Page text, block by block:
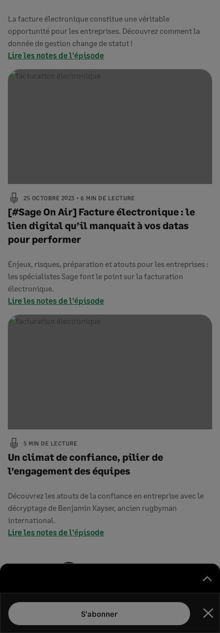
La facture électronique constitue une véritable
opportunité pour les entreprises. Découvrez comment la
donnée de gestion change de statut !
Lire les notes de l'épisode
25 OCTOBRE 2023 6 MIN DE LECTURE
[#Sage On Air] Facture électronique : le
lien digital qu’il manquait à vos datas
pour performer
Enjeux, risques, préparation et atouts pour les entreprises :
les spécialistes Sage font le point sur la facturation
électronique.
Lire les notes de l'épisode
5 MIN DE LECTURE
Un climat de confiance, pilier de
l’engagement des équipes
Découvrez les atouts de la confiance en entreprise avec le
décryptage de Benjamin Kayser, ancien rugbyman
international.
Lire les notes de l'épisode
Pagination
publications
page
S'abonner